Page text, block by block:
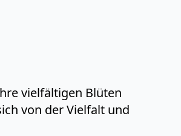
vielfältigen Blüten
von der Vielfalt und